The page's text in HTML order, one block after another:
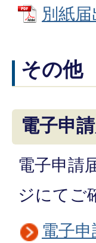
別紙
その他
電子申
電子申請
ジにてご
電子